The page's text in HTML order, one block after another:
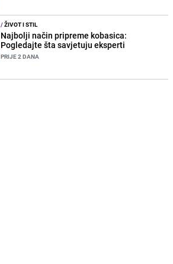
/ŽIVOT I STIL
Najbolji način pripreme kobasica:
Pogledajte šta savjetuju eksperti
PRIJE 2 DANA